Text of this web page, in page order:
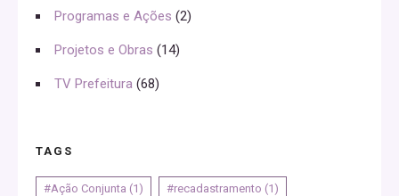
Programas e Ações (2)
Projetos e Obras (14)
TV Prefeitura (68)
TAGS
#Ação Conjunta (1) #recadastramento (1)